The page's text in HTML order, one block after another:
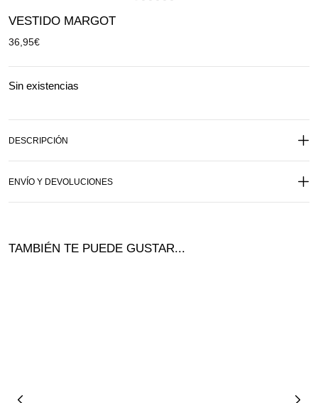
VESTIDO MARGOT
36,95€
Sin existencias
DESCRIPCIÓN
ENVÍO Y DEVOLUCIONES
TAMBIÉN TE PUEDE GUSTAR...